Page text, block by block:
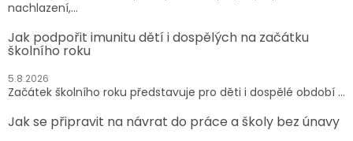
nachlazení,...
Jak podpořit imunitu dětí i dospělých na začátku
školního roku
5.8.2026
Začátek školního roku představuje pro děti i dospělé období ...
Jak se připravit na návrat do práce a školy bez únavy